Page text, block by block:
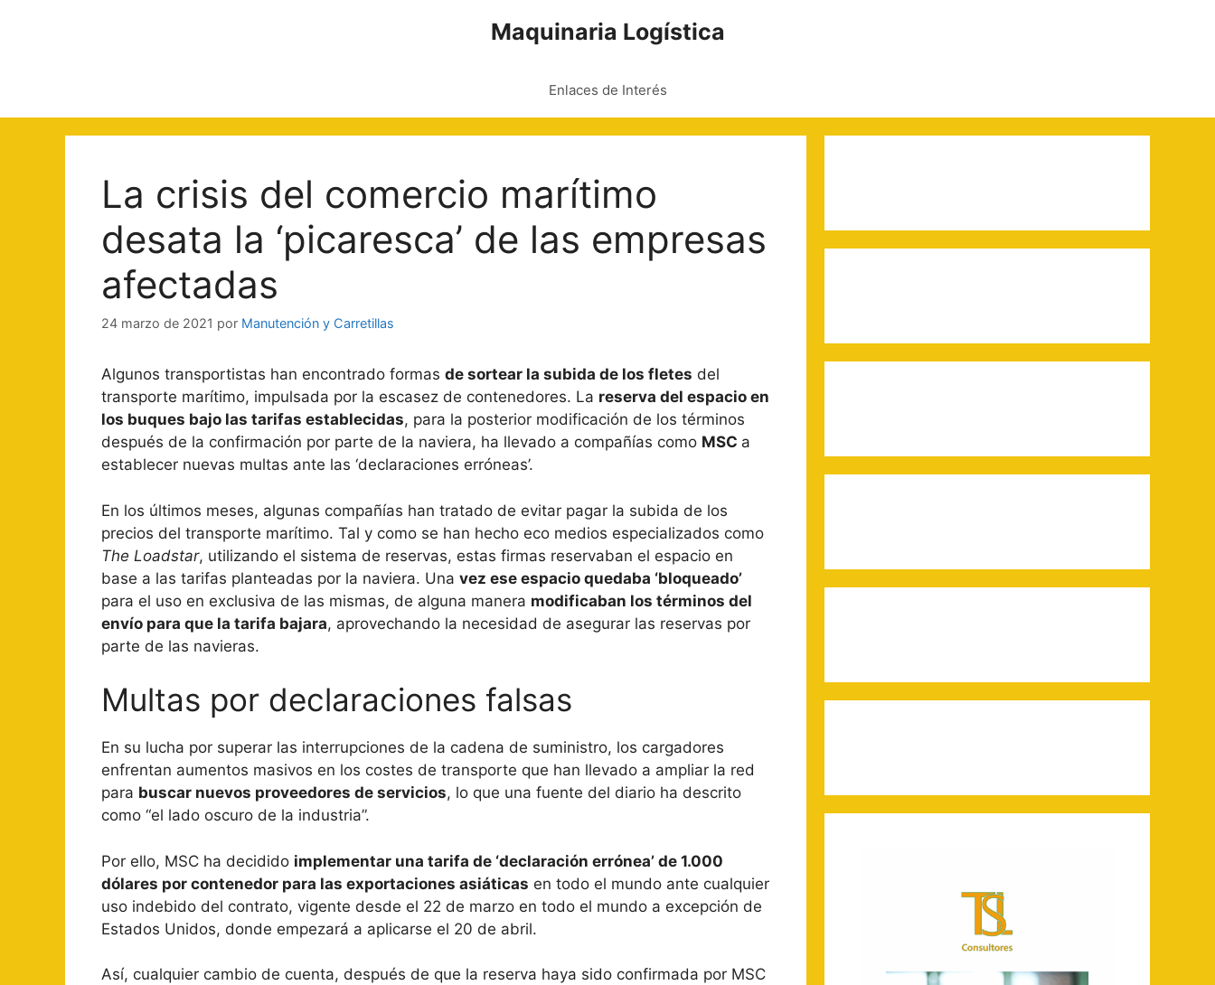
Maquinaria Logística
Enlaces de Interés
La crisis del comercio marítimo
desata la ‘picaresca’ de las empresas
afectadas
24 marzo de 2021 por Manutención y Carretillas
Algunos transportistas han encontrado formas de sortear la subida de los fletes del
transporte marítimo, impulsada por la escasez de contenedores. La reserva del espacio en
los buques bajo las tarifas establecidas, para la posterior modificación de los términos
después de la confirmación por parte de la naviera, ha llevado a compañías como MSC a
establecer nuevas multas ante las ‘declaraciones erróneas’.
En los últimos meses, algunas compañías han tratado de evitar pagar la subida de los
precios del transporte marítimo. Tal y como se han hecho eco medios especializados como
The Loadstar, utilizando el sistema de reservas, estas firmas reservaban el espacio en
base a las tarifas planteadas por la naviera. Una vez ese espacio quedaba ‘bloqueado’
para el uso en exclusiva de las mismas, de alguna manera modificaban los términos del
envío para que la tarifa bajara, aprovechando la necesidad de asegurar las reservas por
parte de las navieras.
Multas por declaraciones falsas
En su lucha por superar las interrupciones de la cadena de suministro, los cargadores
enfrentan aumentos masivos en los costes de transporte que han llevado a ampliar la red
para buscar nuevos proveedores de servicios, lo que una fuente del diario ha descrito
como “el lado oscuro de la industria”.
Por ello, MSC ha decidido implementar una tarifa de ‘declaración errónea’ de 1.000
dólares por contenedor para las exportaciones asiáticas en todo el mundo ante cualquier
uso indebido del contrato, vigente desde el 22 de marzo en todo el mundo a excepción de
Estados Unidos, donde empezará a aplicarse el 20 de abril.
Así, cualquier cambio de cuenta, después de que la reserva haya sido confirmada por MSC